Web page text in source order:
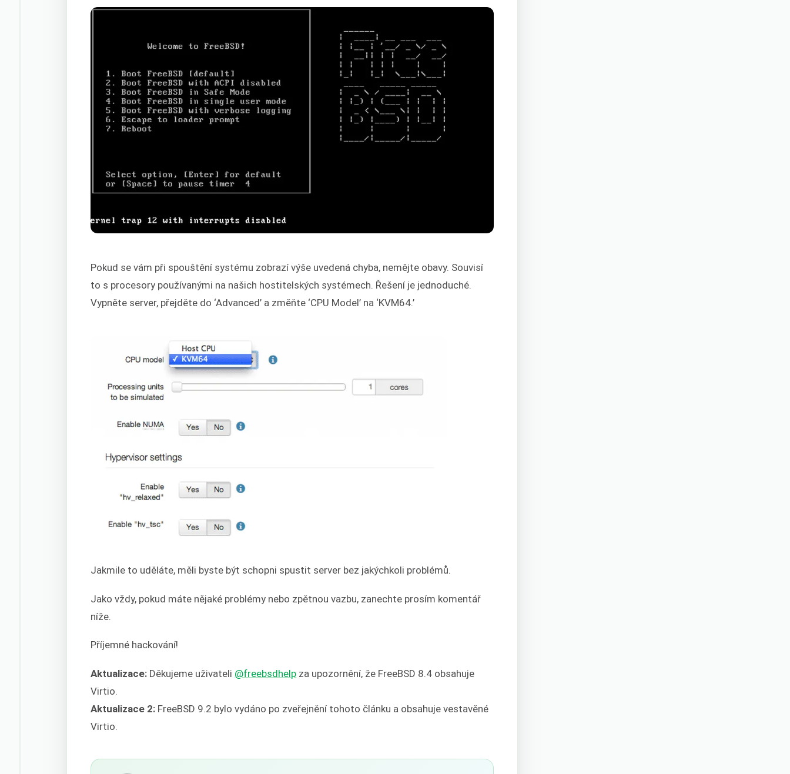
Pokud se vám při spouštění systému zobrazí výše uvedená chyba, nemějte obavy. Souvisí
to s procesory používanými na našich hostitelských systémech. Řešení je jednoduché.
Vypněte server, přejděte do ‘Advanced’ a změňte ‘CPU Model’ na ‘KVM64.’
Jakmile to uděláte, měli byste být schopni spustit server bez jakýchkoli problémů.
Jako vždy, pokud máte nějaké problémy nebo zpětnou vazbu, zanechte prosím komentář
níže.
Příjemné hackování!
Aktualizace: Děkujeme uživateli @freebsdhelp za upozornění, že FreeBSD 8.4 obsahuje
Virtio.
Aktualizace 2: FreeBSD 9.2 bylo vydáno po zveřejnění tohoto článku a obsahuje vestavěné
Virtio.